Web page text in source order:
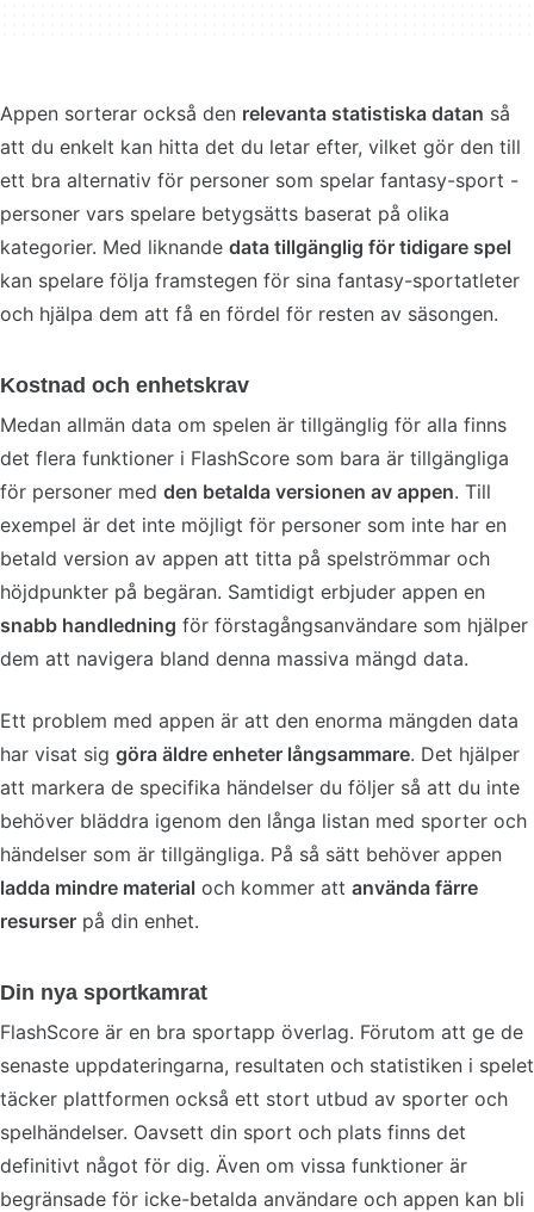
Appen sorterar också den relevanta statistiska datan så
att du enkelt kan hitta det du letar efter, vilket gör den till
ett bra alternativ för personer som spelar fantasy-sport -
personer vars spelare betygsätts baserat på olika
kategorier. Med liknande data tillgänglig för tidigare spel
kan spelare följa framstegen för sina fantasy-sportatleter
och hjälpa dem att få en fördel för resten av säsongen.
Kostnad och enhetskrav
Medan allmän data om spelen är tillgänglig för alla finns
det flera funktioner i FlashScore som bara är tillgängliga
för personer med den betalda versionen av appen. Till
exempel är det inte möjligt för personer som inte har en
betald version av appen att titta på spelströmmar och
höjdpunkter på begäran. Samtidigt erbjuder appen en
snabb handledning för förstagångsanvändare som hjälper
dem att navigera bland denna massiva mängd data.
Ett problem med appen är att den enorma mängden data
har visat sig göra äldre enheter långsammare. Det hjälper
att markera de specifika händelser du följer så att du inte
behöver bläddra igenom den långa listan med sporter och
händelser som är tillgängliga. På så sätt behöver appen
ladda mindre material och kommer att använda färre
resurser på din enhet.
Din nya sportkamrat
FlashScore är en bra sportapp överlag. Förutom att ge de
senaste uppdateringarna, resultaten och statistiken i spelet
täcker plattformen också ett stort utbud av sporter och
spelhändelser. Oavsett din sport och plats finns det
definitivt något för dig. Även om vissa funktioner är
begränsade för icke-betalda användare och appen kan bli